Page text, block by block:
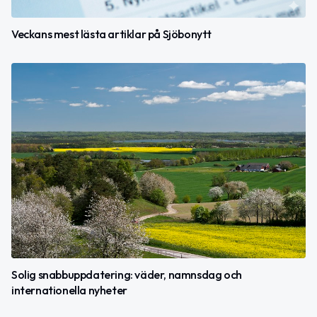
Veckans mest lästa artiklar på Sjöbonytt
Solig snabbuppdatering: väder, namnsdag och
internationella nyheter